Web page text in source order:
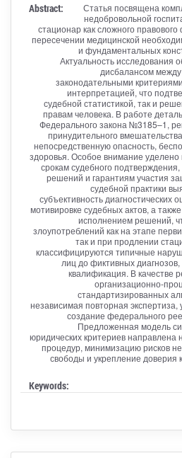
Abstract:
Статья посвящена
недобровольной
стационар как сложного
пересечении медицинской
и фундаментальных
Актуальность исследования
дисбалансом
законодательными
интерпретацией, что
судебной статистикой, так и
правам человека. В работе
Федерального закона №3185–1,
принудительного
непосредственную опасность,
здоровья. Особое внимание
срокам судебного
решений и гарантиям участия
судебной практики
субъективность диагностических
мотивировке судебных актов, а
исполнением решений,
злоупотреблений как на этапе
так и при продлении
классифицируются типичные
лиц до фиктивных
квалификация. В качестве
организационно-
стандартизированных
независимая повторная
создание федерального
Предложенная модель
юридических критериев
процедур, минимизацию рисков
свободы и укрепление доверия
Keywords: